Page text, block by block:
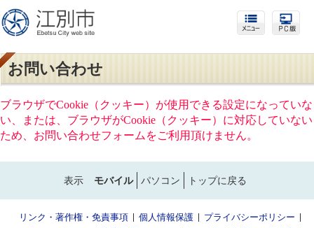
お問い合わせ
ブラウザでCookie（クッキー）が使用できる設定になっていな
い、または、ブラウザがCookie（クッキー）に対応していない
ため、お問い合わせフォームをご利用頂けません。
表示 モバイル パソコン トップに戻る
リンク・著作権・免責事項 個人情報保護
プライバシーポリシー